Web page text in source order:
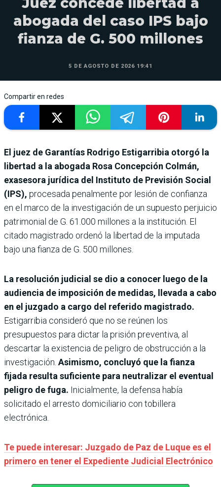
abogada del caso IPS bajo
fianza de G. 500 millones
5 DE AGOSTO DE 2026 19:41
Compartir en redes
El juez de Garantías Rodrigo Estigarribia otorgó la
libertad a la abogada Rosa Concepción Colmán,
exasesora jurídica del Instituto de Previsión Social
(IPS), procesada penalmente por lesión de confianza
en el marco de la investigación de un supuesto perjuicio
patrimonial de G. 61.000 millones a la institución. El
citado magistrado ordenó la libertad de la imputada
bajo una fianza de G. 500 millones.
La resolución judicial se dio a conocer luego de la
audiencia de imposición de medidas, llevada a cabo
en el juzgado a cargo del referido magistrado.
Estigarribia consideró que no se reúnen los
presupuestos para dictar la prisión preventiva, al
descartar la existencia de peligro de obstrucción a la
investigación. Asimismo, concluyó que la fianza
fijada resulta suficiente para neutralizar el eventual
peligro de fuga. Inicialmente, la defensa había
solicitado el arresto domiciliario con tobillera
electrónica.
Te puede interesar: Juzgado de Paz de Luque es el
primero en tener el Expediente Judicial Electrónico